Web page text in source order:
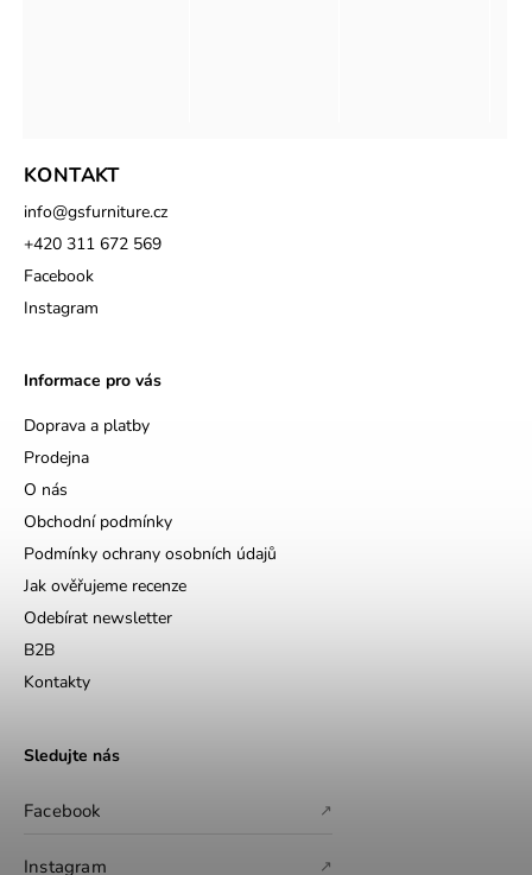
KONTAKT
info@gsfurniture.cz
+420 311 672 569
Facebook
Instagram
Informace pro vás
Doprava a platby
Prodejna
O nás
Obchodní podmínky
Podmínky ochrany osobních údajů
Jak ověřujeme recenze
Odebírat newsletter
B2B
Kontakty
Sledujte nás
Facebook ↗
Instagram ↗